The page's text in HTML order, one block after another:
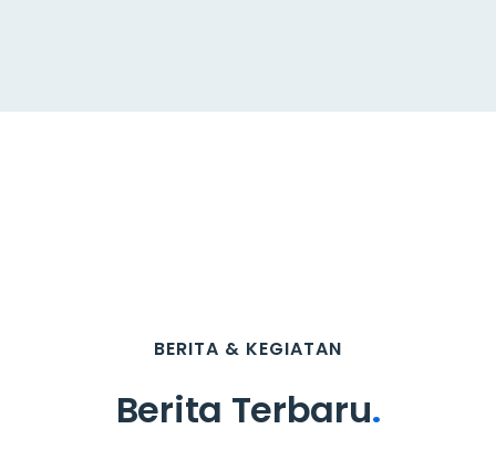
BERITA & KEGIATAN
Berita Terbaru.